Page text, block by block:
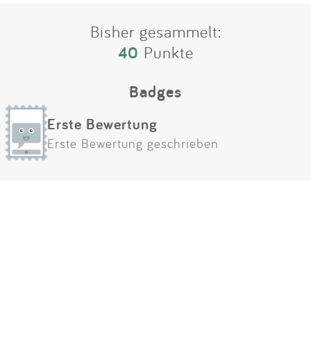
Bisher gesammelt:
40 Punkte
Badges
Erste Bewertung
Erste Bewertung geschrieben